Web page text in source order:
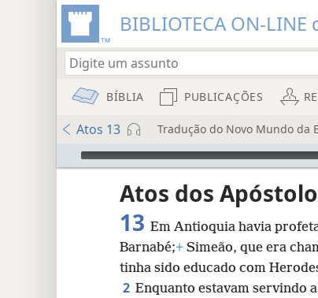
BIBLIOTECA ON-
BÍBLIA PUBLICAÇÕES
Atos 13 Tradução do Novo Mundo da
Audio Player
Atos dos
13 Em Antioquia havia
Barnabé;+ Simeão, que era
tinha sido educado com
2 Enquanto estavam servindo